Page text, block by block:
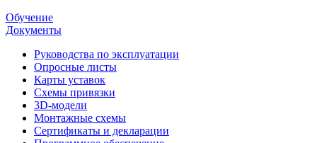
Обучение
Документы
Руководства по эксплуатации
Опросные листы
Карты уставок
Схемы привязки
3D-модели
Монтажные схемы
Сертификаты и декларации